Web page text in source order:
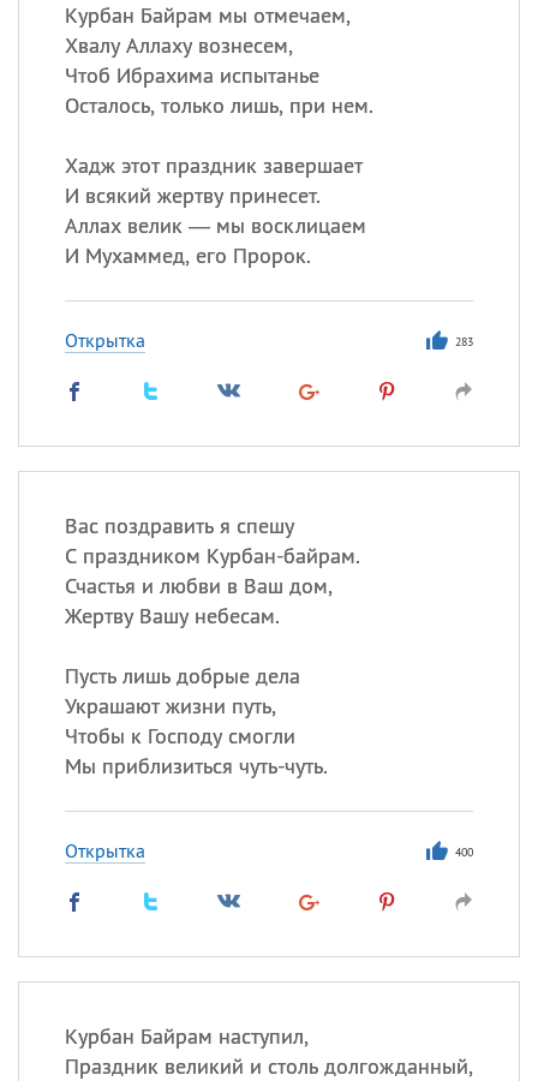
Курбан Байрам мы отмечаем,
Хвалу Аллаху вознесем,
Чтоб Ибрахима испытанье
Осталось, только лишь, при нем.
Хадж этот праздник завершает
И всякий жертву принесет.
Аллах велик — мы восклицаем
И Мухаммед, его Пророк.
Открытка 283
Вас поздравить я спешу
С праздником Курбан-байрам.
Счастья и любви в Ваш дом,
Жертву Вашу небесам.
Пусть лишь добрые дела
Украшают жизни путь,
Чтобы к Господу смогли
Мы приблизиться чуть-чуть.
Открытка 400
Курбан Байрам наступил,
Праздник великий и столь долгожданный,